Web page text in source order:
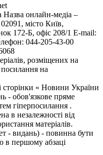
Назва онлайн-медіа –
місто Київ,
172-Б, офіс 208/1 E-mail:
044-205-43-00
розміщених на
посилання на
сторінки « Новини України
- обов'язкове пряме
гіперпосилання .
в незалежності від
матеріалів.
- видань) - повинна бути
в першому абзаці